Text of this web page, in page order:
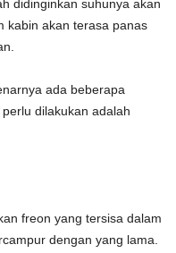
didinginkan suhunya akan
kabin akan terasa panas
ada beberapa
dilakukan adalah
freon yang tersisa dalam
dengan yang lama.